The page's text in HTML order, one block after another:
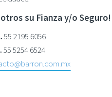
su Fianza y/o Seguro!
55 2195 6056
55 5254 6524